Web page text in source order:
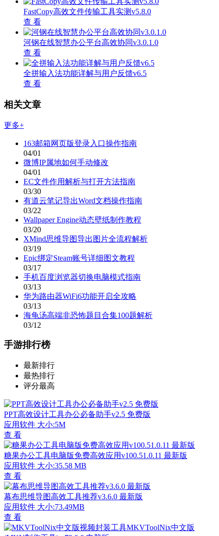
FastCopy高效文件传输工具实测v5.8.0
查 看
河钢在线智慧办公平台高效协同v3.0.1.0
查 看
全拼输入法功能详解与用户反馈v6.5
查 看
相关文章
更多+
163邮箱网页版登录入口操作指南
04/01
微博IP属地如何手动修改
04/01
EC文件作用解析与打开方法指南
03/30
有道云笔记导出Word文档操作指南
03/22
Wallpaper Engine动态壁纸制作教程
03/20
XMind思维导图导出图片全流程解析
03/19
Epic绑定Steam账号详细图文教程
03/17
手机百度浏览器切换电脑模式指南
03/13
华为路由器WiFi6功能开启全攻略
03/13
海龟汤高端非恐怖题目合集100题解析
03/12
手游排行榜
最新排行
最热排行
评分最高
PPT高效设计工具办公必备助手v2.5 免费版
应用软件 大小:5M
查 看
糖果办公工具电脑版免费高效应用v100.51.0.11 最新版
应用软件 大小:35.58 MB
查 看
幕布思维导图高效工具推荐v3.6.0 最新版
应用软件 大小:73.49MB
查 看